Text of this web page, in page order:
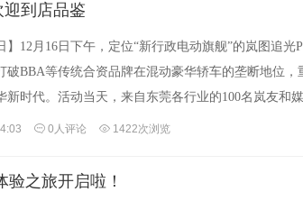
迎到店品鉴
】12月16日下午，定位“新行政电动旗舰”的岚图追
破BBA等传统合资品牌在混动豪华轿车的垄断地位
新时代。活动当天，来自东莞各行业的100名岚友和
0人评论 1422次浏览
验之旅开启啦！